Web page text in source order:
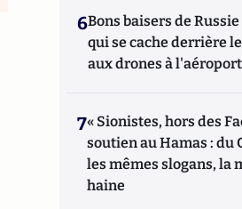
6Bons baisers de Russie
qui se cache derrière
aux drones à
7« Sionistes, hors des
soutien au Hamas : du
les mêmes slogans, la
haine